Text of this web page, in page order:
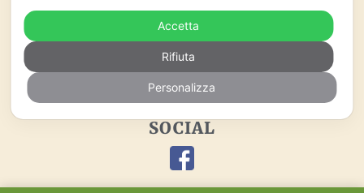
ORARI DI APERTURA
Lunedì – Domenica
09:00 – 18:00
SOCIAL
Accetta
Rifiuta
Personalizza